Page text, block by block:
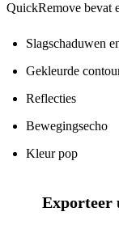
QuickRemove bevat
Slagschaduwen
Gekleurde
Reflecties
Bewegingsecho
Kleur pop
Exporteer